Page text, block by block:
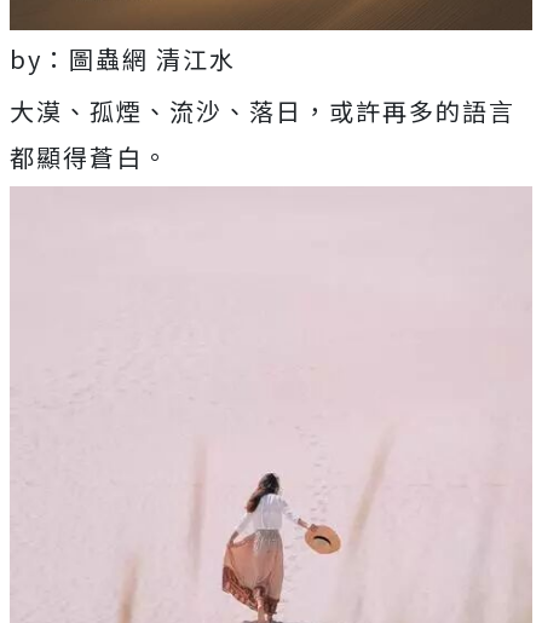
by：圖蟲網 清江水
大漠、孤煙、流沙、落日，或許再多的語言
都顯得蒼白。